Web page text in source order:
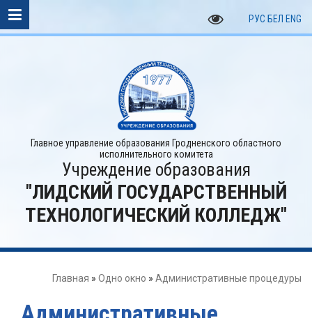
РУС БЕЛ ENG
Главное управление образования Гродненского областного
исполнительного комитета
Учреждение образования
"ЛИДСКИЙ ГОСУДАРСТВЕННЫЙ
ТЕХНОЛОГИЧЕСКИЙ КОЛЛЕДЖ"
Главная » Одно окно » Административные процедуры